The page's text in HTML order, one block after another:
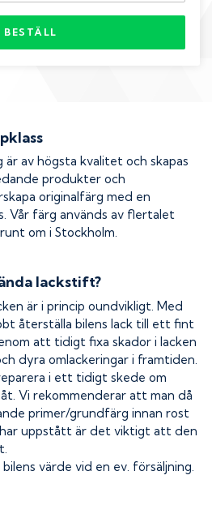
BESTÄLL
är av högsta kvalitet och skapas
produkter och
originalfärg med en
Vår färg används av flertalet
om i Stockholm.
lackstift?
är i princip oundvikligt. Med
återställa bilens lack till ett fint
att tidigt fixa skador i lacken
dyra omlackeringar i framtiden.
i ett tidigt skede om
Vi rekommenderar att man då
primer/grundfärg innan rost
uppstått är det viktigt att den
värde vid en ev. försäljning.